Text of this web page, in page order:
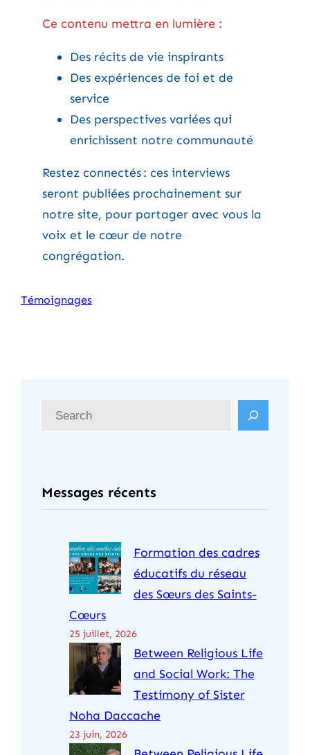
Ce contenu mettra en lumière :
Des récits de vie inspirants
Des expériences de foi et de
service
Des perspectives variées qui
enrichissent notre communauté
Restez connectés : ces interviews
seront publiées prochainement sur
notre site, pour partager avec vous la
voix et le cœur de notre
congrégation.
Témoignages
e
r
Messages récents
Formation des cadres
éducatifs du réseau
des Sœurs des Saints-
Cœurs
25 juillet, 2026
Between Religious Life
and Social Work: The
Testimony of Sister
Noha Daccache
23 juin, 2026